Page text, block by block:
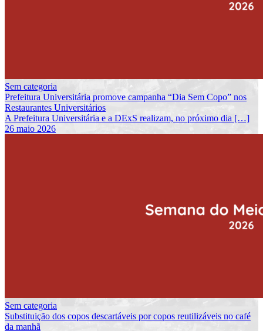
Sem categoria
Prefeitura Universitária promove campanha “Dia Sem Copo” nos
Restaurantes Universitários
A Prefeitura Universitária e a DExS realizam, no próximo dia […]
26 maio 2026
Sem categoria
Substituição dos copos descartáveis por copos reutilizáveis no café
da manhã